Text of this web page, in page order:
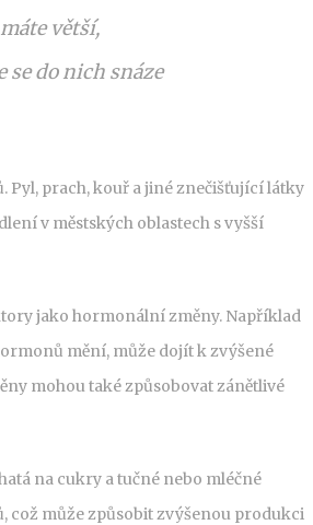
větší,
se do nich snáze
prach, kouř a jiné znečišťující látky
v městských oblastech s vyšší
jako hormonální změny. Například
mění, může dojít k zvýšené
mohou také způsobovat zánětlivé
na cukry a tučné nebo mléčné
může způsobit zvýšenou produkci